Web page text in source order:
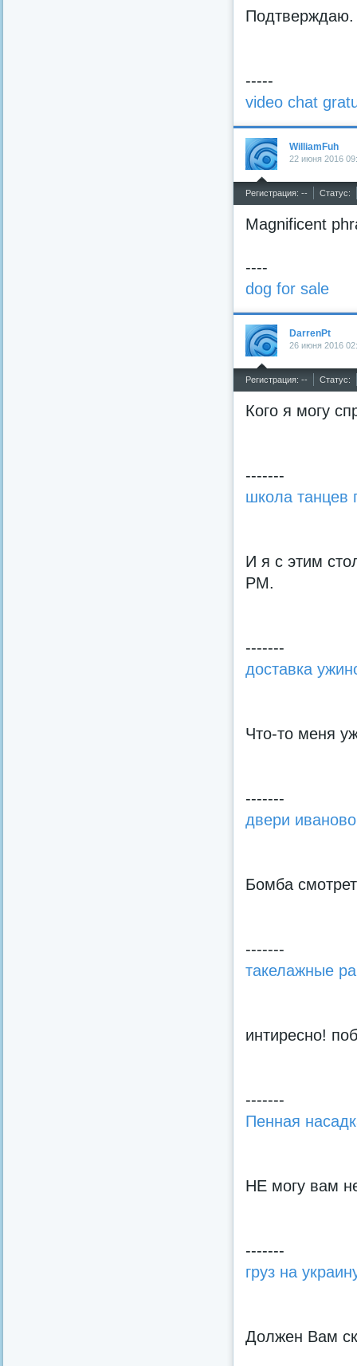
Подтверждаю.
-----
video chat
WilliamFuh
22 июня 2016
Регистрация: -- Статус:
Magnificent
----
dog for sale
DarrenPt
26 июня 2016
Регистрация: -- Статус:
Кого я могу
-------
школа танцев
И я с этим
PM.
-------
доставка
Что-то меня
-------
двери иваново
Бомба
-------
такелажные
интиресно!
-------
Пенная
НЕ могу вам
-------
груз на
Должен Вам